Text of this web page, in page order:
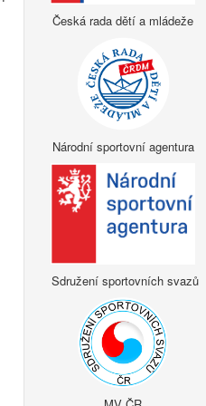
Česká rada dětí a mládeže
Národní sportovní agentura
Sdružení sportovních svazů